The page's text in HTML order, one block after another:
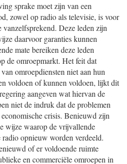
sprake moet zijn van een
zowel op radio als televisie, is voor
Deze leden zijn
daarvoor garanties kunnen
mate bereiken deze leden
de omroepmarkt. Het feit dat
omroepdiensten niet aan hun
voldoen of kunnen voldoen, lijkt dit
aangeven wat hiervan de
niet de indruk dat de problemen
crisis. Benieuwd zijn
wijze waarop de vrijvallende
opnieuw worden verdeeld.
of er voldoende ruimte
en commerciële omroepen in